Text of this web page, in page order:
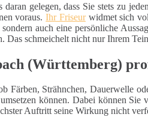
daran gelegen, dass Sie stets zu
voraus.Ihr Friseurwidmet sich
auch eine persönliche
schmeichelt nicht nur Ihrem
(Württemberg)
Färben, Strähnchen, Dauerwelle
können. Dabei können
Auftritt seine Wirkung nicht